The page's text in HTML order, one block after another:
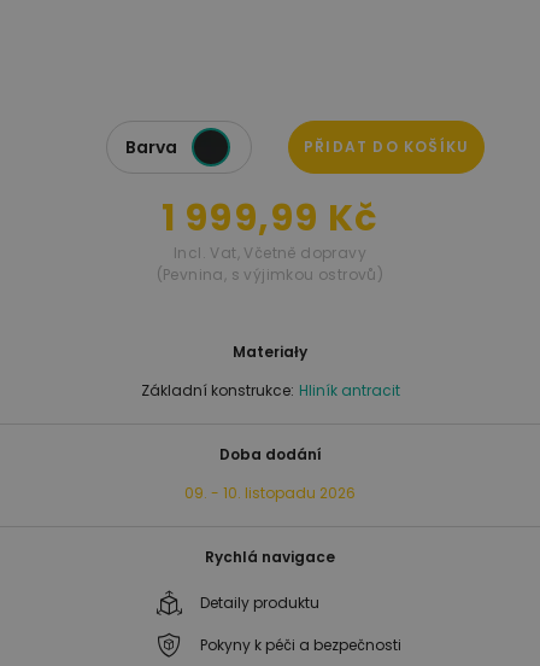
Barva PŘIDAT DO KOŠÍKU
1 999,99 Kč
Incl. Vat, Včetně dopravy
(Pevnina, s výjimkou ostrovů)
Materiały
Základní konstrukce: Hliník antracit
Doba dodání
09. - 10. listopadu 2026
Rychlá navigace
Detaily produktu
Pokyny k péči a bezpečnosti